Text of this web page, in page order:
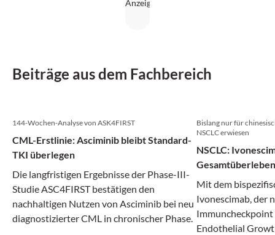
Beiträge aus dem Fachbereich
144-Wochen-Analyse von ASK4FIRST
CML-Erstlinie: Asciminib bleibt Standard-
TKI überlegen
Die langfristigen Ergebnisse der Phase-III-
Studie ASC4FIRST bestätigen den
nachhaltigen Nutzen von Asciminib bei neu
diagnostizierter CML in chronischer Phase.
Bislang nur für
NSCLC erwiesen
NSCLC:
Gesamtüberleben
Mit dem
Ivonescimab, der
Immuncheckpoint
Endothelial